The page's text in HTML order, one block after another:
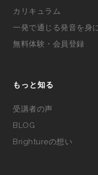
カリキュラム
一発で通じる発音を身
無料体験・会員登録
もっと知る
受講者の声
BLOG
Brightureの想い